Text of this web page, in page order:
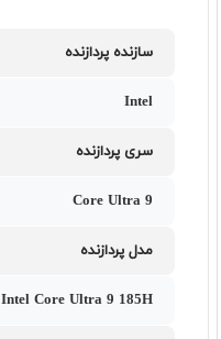
سازنده پردازنده
Intel
سری پردازنده
Core Ultra 9
مدل پردازنده
Intel Core Ultra 9 185H